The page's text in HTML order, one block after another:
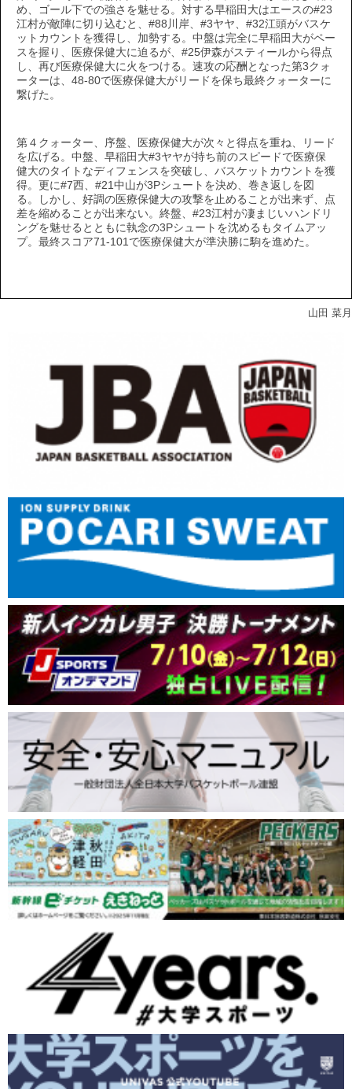
め、ゴール下での強さを魅せる。対する早稲田大はエースの#23
江村が敵陣に切り込むと、#88川岸、#3ヤヤ、#32江頭がバスケ
ットカウントを獲得し、加勢する。中盤は完全に早稲田大がペー
スを握り、医療保健大に迫るが、#25伊森がスティールから得点
し、再び医療保健大に火をつける。速攻の応酬となった第3クォ
ーターは、48-80で医療保健大がリードを保ち最終クォーターに
繋げた。
第４クォーター、序盤、医療保健大が次々と得点を重ね、リード
を広げる。中盤、早稲田大#3ヤヤが持ち前のスピードで医療保
健大のタイトなディフェンスを突破し、バスケットカウントを獲
得。更に#7西、#21中山が3Pシュートを決め、巻き返しを図
る。しかし、好調の医療保健大の攻撃を止めることが出来ず、点
差を縮めることが出来ない。終盤、#23江村が凄まじいハンドリ
ングを魅せるとともに執念の3Pシュートを沈めるもタイムアッ
プ。最終スコア71-101で医療保健大が準決勝に駒を進めた。
山田 菜月